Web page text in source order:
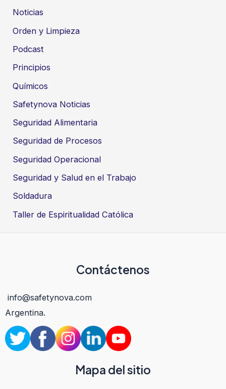
Noticias
Orden y Limpieza
Podcast
Principios
Químicos
Safetynova Noticias
Seguridad Alimentaria
Seguridad de Procesos
Seguridad Operacional
Seguridad y Salud en el Trabajo
Soldadura
Taller de Espiritualidad Católica
Contáctenos
info@safetynova.com
Argentina.
Mapa del sitio